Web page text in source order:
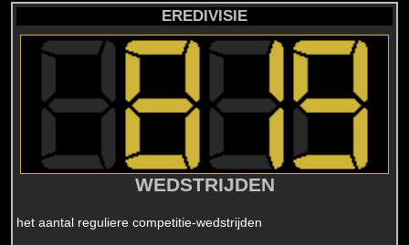
EREDIVISIE
WEDSTRIJDEN
het aantal reguliere competitie-wedstrijden